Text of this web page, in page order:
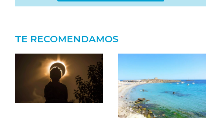
TE RECOMENDAMOS